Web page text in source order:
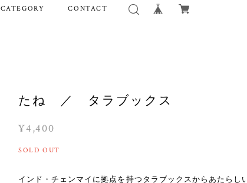
CATEGORY CONTACT
たね ／ タラブックス
¥4,400
SOLD OUT
インド・チェンマイに拠点を持つタラブックスからあたらし